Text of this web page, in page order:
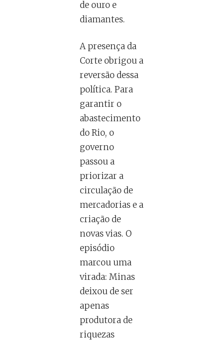
de ouro e
diamantes.
A presença da
Corte obrigou a
reversão dessa
política. Para
garantir o
abastecimento
do Rio, o
governo
passou a
priorizar a
circulação de
mercadorias e a
criação de
novas vias. O
episódio
marcou uma
virada: Minas
deixou de ser
apenas
produtora de
riquezas